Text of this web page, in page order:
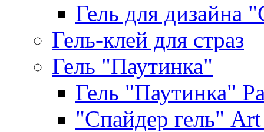
Гель для дизайна
Гель-клей для страз
Гель "Паутинка"
Гель "Паутинка"
"Спайдер гель"